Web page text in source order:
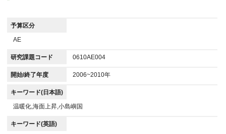
予算区分
AE
研究課題コード 0610AE004
開始/終了年度 2006~2010年
キーワード(日本語)
温暖化,海面上昇,小島嶼国
キーワード(英語)